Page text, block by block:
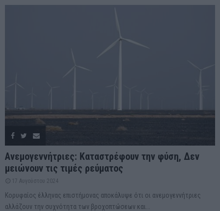
Ανεμογεννήτριες: Καταστρέφουν την φύση, Δεν
μειώνουν τις τιμές ρεύματος
17 Αυγούστου 2024
Κορυφαίος έλληνας επιστήμονας αποκάλυψε ότι οι ανεμογεννήτριες
αλλάζουν την συχνότητα των βροχοπτώσεων και...